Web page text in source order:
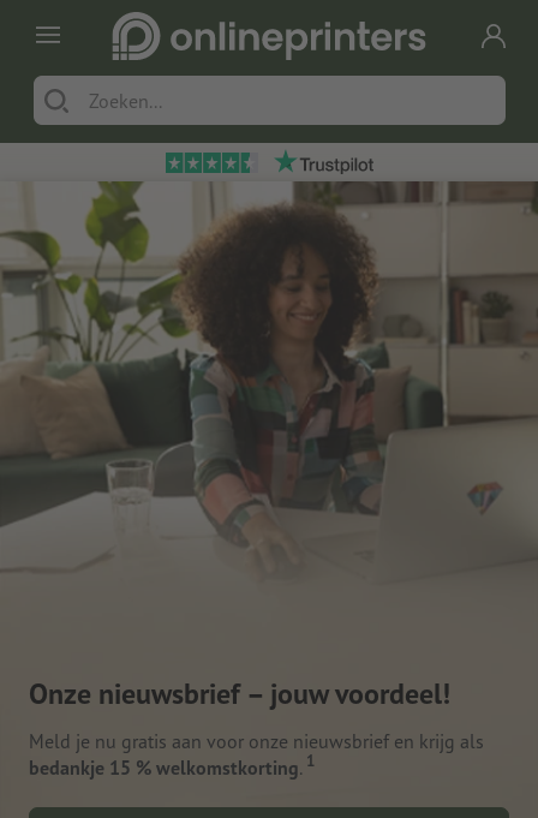
Onze nieuwsbrief – jouw voordeel!
Meld je nu gratis aan voor onze nieuwsbrief en krijg als
bedankje 15 % welkomstkorting. 1